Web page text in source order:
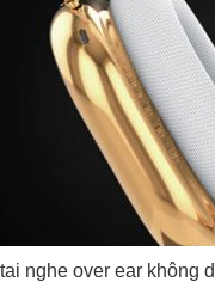
nghe over ear không